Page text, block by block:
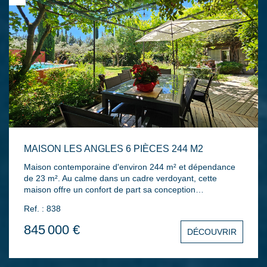
extérieures de grande qualité.
MAISON LES ANGLES 6 PIÈCES 244 M2
Maison contemporaine d'environ 244 m² et dépendance
de 23 m². Au calme dans un cadre verdoyant, cette
maison offre un confort de part sa conception
construction. Elle offre en rdc une pièce de vie de 100 m²,
une suite parentale, une buanderie. A l'étage 3 chambres
dont une suite avec terrasse, une salle de bain. Un studio
indépendant de 23 m² L'ensemble sur un terrain de 1078
m² clos arboré et fleuri avec bassin, abri de jardin et
Ref. : 838
845 000 € DÉCOUVRIR